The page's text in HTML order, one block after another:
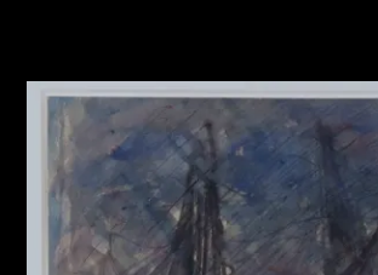
M+藏品
進一步篩選